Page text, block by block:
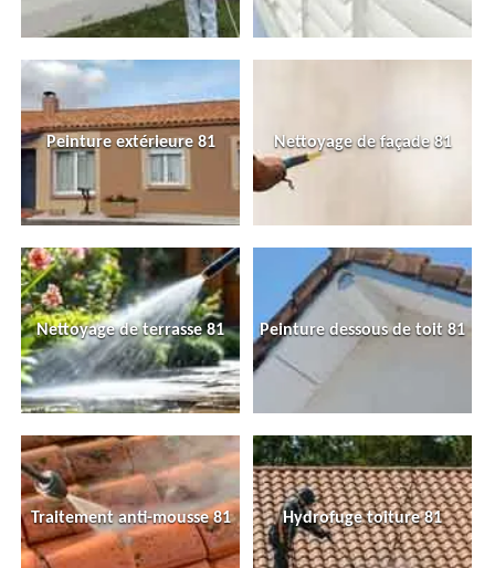
Peinture extérieure 81 Nettoyage de façade 81
Nettoyage de terrasse 81 Peinture dessous de toit 81
Traitement anti-mousse 81 Hydrofuge toiture 81